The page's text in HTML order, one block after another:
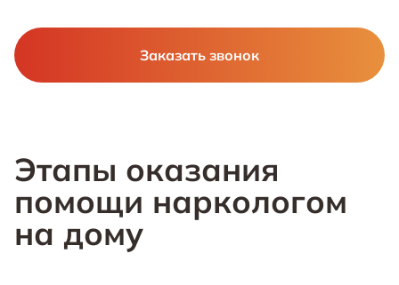
Заказать звонок
Этапы оказания
помощи наркологом
на дому